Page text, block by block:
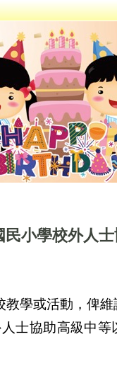
小學校外人
學或活動，俾
士協助高級中等